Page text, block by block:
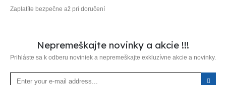
Zaplatíte bezpečne až pri doručení
Nepremeškajte novinky a akcie !!!
Prihláste sa k odberu noviniek a nepremeškajte exkluzívne akcie a novinky.